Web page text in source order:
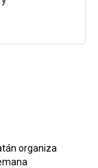
organiza